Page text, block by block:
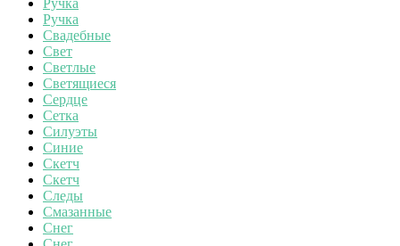
Ручка
Свадебные
Свет
Светлые
Светящиеся
Сердце
Сетка
Силуэты
Синие
Скетч
Скетч
Следы
Смазанные
Снег